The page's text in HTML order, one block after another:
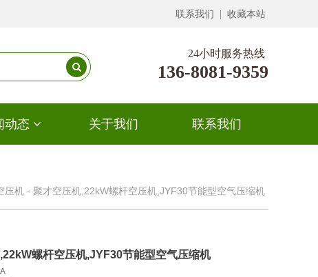
联系我们 | 收藏本站
24小时服务热线
136-8081-9359
动态 关于我们 联系我们
螺杆空压机,JYF30节能型空气压缩机
压机 - 聚才空压机,22kW螺杆空压机,JYF30节能型空气压缩机